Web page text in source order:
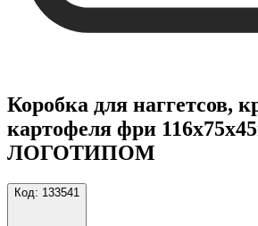
Коробка для наггетсов,
картофеля фри
ЛОГОТИПОМ
Код: 133541